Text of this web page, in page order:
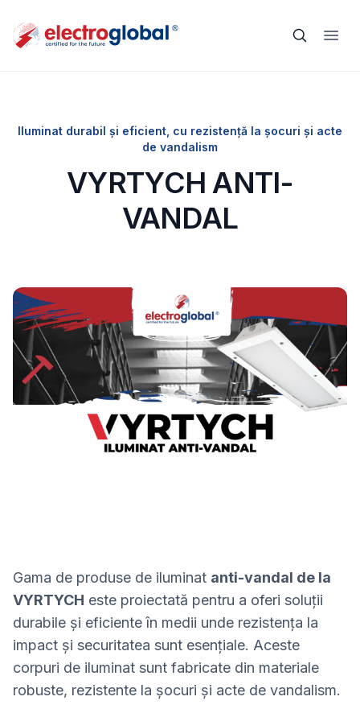
Iluminat durabil și eficient, cu rezistență la șocuri și acte
de vandalism
VYRTYCH ANTI-
VANDAL
Gama de produse de iluminat anti-vandal de la
VYRTYCH este proiectată pentru a oferi soluții
durabile și eficiente în medii unde rezistența la
impact și securitatea sunt esențiale. Aceste
corpuri de iluminat sunt fabricate din materiale
robuste, rezistente la șocuri și acte de vandalism.